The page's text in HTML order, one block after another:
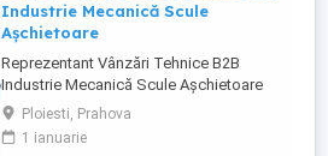
Industrie Mecanică Scule
Așchietoare
Reprezentant Vânzări Tehnice B2B
Industrie Mecanică Scule Așchietoare
Companie specializată în importul și
distribuția de scule așchietoare și
echipamente industriale din Europa,
Ploiesti, Prahova
1 ianuarie